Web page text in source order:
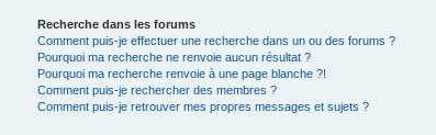
Recherche dans les forums
Comment puis-je effectuer une recherche dans un ou des forums ?
Pourquoi ma recherche ne renvoie aucun résultat ?
Pourquoi ma recherche renvoie à une page blanche ?!
Comment puis-je rechercher des membres ?
Comment puis-je retrouver mes propres messages et sujets ?